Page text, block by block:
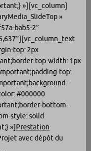
»][vc_column]
»
bab5-2″
top: 2px
top-width: 1px
top:
#000000
bottom-
style: solid
»] Prestation
avec dépôt du